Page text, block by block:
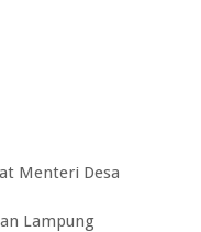
Menteri Desa
Lampung